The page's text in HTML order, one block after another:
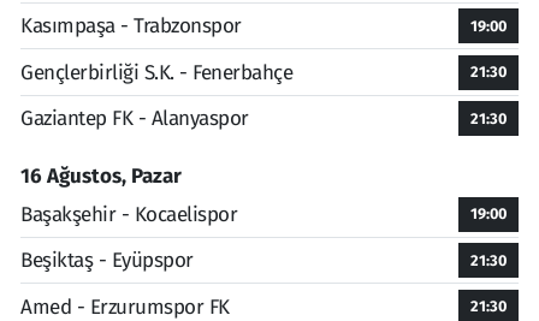
Kasımpaşa - Trabzonspor 19:00
Gençlerbirliği S.K. - Fenerbahçe 21:30
Gaziantep FK - Alanyaspor 21:30
16 Ağustos, Pazar
Başakşehir - Kocaelispor
19:00
Beşiktaş - Eyüpspor 21:30
Amed - Erzurumspor FK 21:30